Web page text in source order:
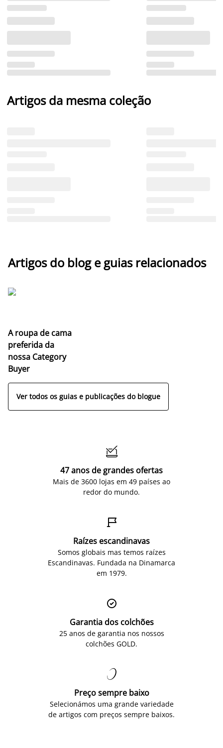
Artigos da mesma coleção
Artigos do blog e guias relacionados
A roupa de cama
preferida da
nossa Category
Buyer
Ver todos os guias e publicações do blogue

47 anos de grandes ofertas
Mais de 3600 lojas em 49 países ao
redor do mundo.

Raízes escandinavas
Somos globais mas temos raízes
Escandinavas. Fundada na Dinamarca
em 1979.

Garantia dos colchões
25 anos de garantia nos nossos
colchões GOLD.

Preço sempre baixo
Selecionámos uma grande variedade
de artigos com preços sempre baixos.